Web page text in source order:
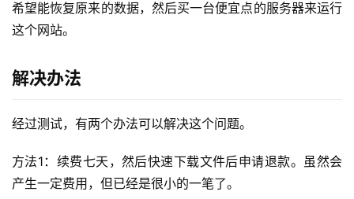
运
记
录
经
验
教
程
希望能恢复原来的数据，然后买一台便宜点的服务器来运行
这个网站。
解决办法
经过测试，有两个办法可以解决这个问题。
方法1：续费七天，然后快速下载文件后申请退款。虽然会
产生一定费用，但已经是很小的一笔了。